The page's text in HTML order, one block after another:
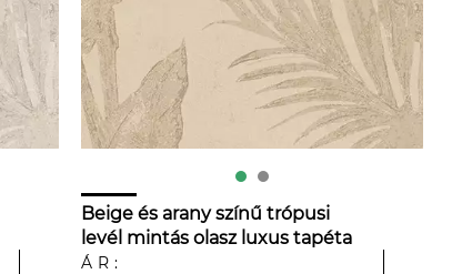
Beige és arany színű trópusi
levél mintás olasz luxus tapéta
ÁR: